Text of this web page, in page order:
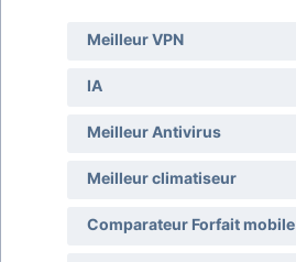
Meilleur VPN
IA
Meilleur Antivirus
Meilleur climatiseur
Comparateur Forfait mobile